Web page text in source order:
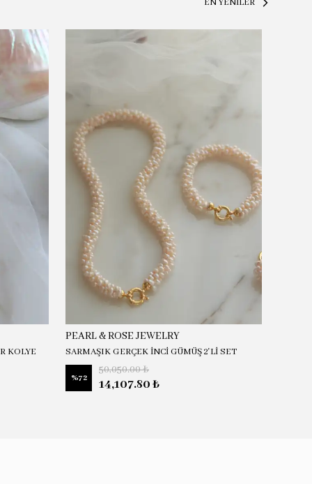
KOLYE
PEARL & ROSE JEWELRY
SARMAŞIK GERÇEK İNCİ GÜMÜŞ 2'Lİ SET
%72
50,050.00 ₺
14,107.80 ₺